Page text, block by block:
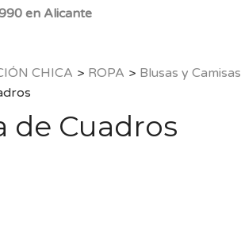
en Alicante
CHICA > ROPA > Blusas y Camisas
de Cuadros